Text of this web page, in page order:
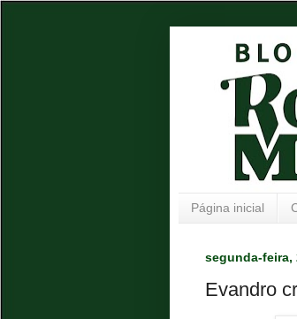
Página inicial
segunda-feira,
Evandro